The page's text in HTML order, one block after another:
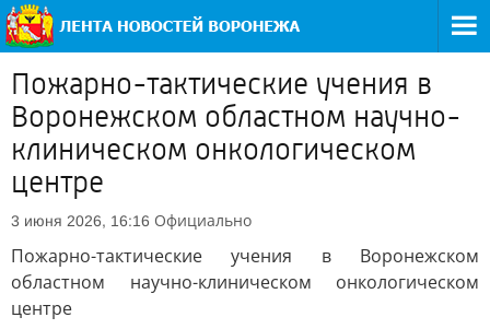
Пожарно-тактические учения в
Воронежском областном научно-
клиническом онкологическом
центре
3 июня 2026, 16:16 Официально
Пожарно-тактические учения в Воронежском
областном научно-клиническом онкологическом
центре